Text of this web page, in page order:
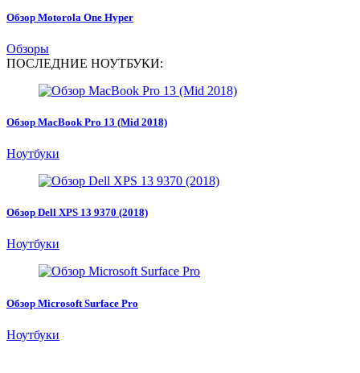
Обзор Motorola One Hyper
Обзоры
ПОСЛЕДНИЕ НОУТБУКИ:
Обзор MacBook Pro 13 (Mid 2018)
Ноутбуки
Обзор Dell XPS 13 9370 (2018)
Ноутбуки
Обзор Microsoft Surface Pro
Ноутбуки